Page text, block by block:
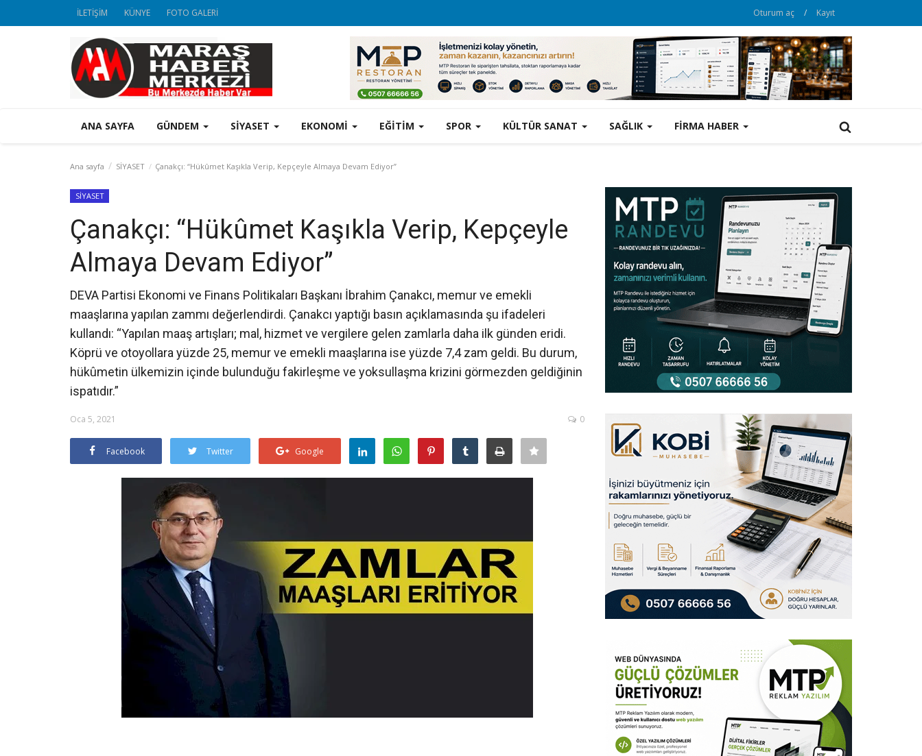
İLETİŞİM KÜNYE FOTO GALERİ Oturum aç / Kayıt
ANA SAYFA GÜNDEM SİYASET EKONOMİ EĞİTİM SPOR KÜLTÜR SANAT SAĞLIK FİRMA HABER
Ana sayfa SİYASET Çanakçı: “Hükûmet Kaşıkla Verip, Kepçeyle Almaya Devam Ediyor”
SİYASET
Çanakçı: “Hükûmet Kaşıkla Verip, Kepçeyle
Almaya Devam Ediyor”
DEVA Partisi Ekonomi ve Finans Politikaları Başkanı İbrahim Çanakcı, memur ve emekli
maaşlarına yapılan zammı değerlendirdi. Çanakcı yaptığı basın açıklamasında şu ifadeleri
kullandı: “Yapılan maaş artışları; mal, hizmet ve vergilere gelen zamlarla daha ilk günden eridi.
Köprü ve otoyollara yüzde 25, memur ve emekli maaşlarına ise yüzde 7,4 zam geldi. Bu durum,
hükûmetin ülkemizin içinde bulunduğu fakirleşme ve yoksullaşma krizini görmezden geldiğinin
ispatıdır.”
Oca 5, 2021 0
Facebook Twitter Google